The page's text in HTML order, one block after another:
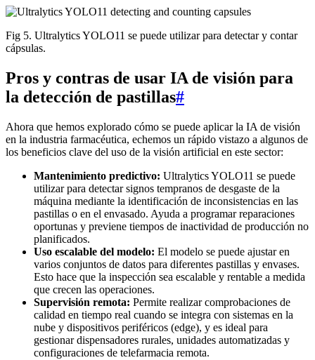
Fig 5. Ultralytics YOLO11 se puede utilizar para detectar y contar
cápsulas.
Pros y contras de usar IA de visión para
la detección de pastillas#
Ahora que hemos explorado cómo se puede aplicar la IA de visión
en la industria farmacéutica, echemos un rápido vistazo a algunos de
los beneficios clave del uso de la visión artificial en este sector:
Mantenimiento predictivo: Ultralytics YOLO11 se puede
utilizar para detectar signos tempranos de desgaste de la
máquina mediante la identificación de inconsistencias en las
pastillas o en el envasado. Ayuda a programar reparaciones
oportunas y previene tiempos de inactividad de producción no
planificados.
Uso escalable del modelo: El modelo se puede ajustar en
varios conjuntos de datos para diferentes pastillas y envases.
Esto hace que la inspección sea escalable y rentable a medida
que crecen las operaciones.
Supervisión remota: Permite realizar comprobaciones de
calidad en tiempo real cuando se integra con sistemas en la
nube y dispositivos periféricos (edge), y es ideal para
gestionar dispensadores rurales, unidades automatizadas y
configuraciones de telefarmacia remota.